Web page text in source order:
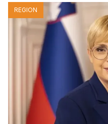
REGION